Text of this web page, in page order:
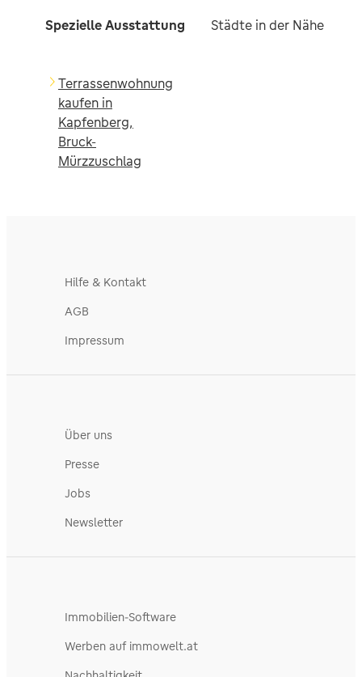
Spezielle Ausstattung Städte in der Nähe
Terrassenwohnung
kaufen in
Kapfenberg,
Bruck-
Mürzzuschlag
Hilfe & Kontakt
AGB
Impressum
Über uns
Presse
Jobs
Newsletter
Immobilien-Software
Werben auf immowelt.at